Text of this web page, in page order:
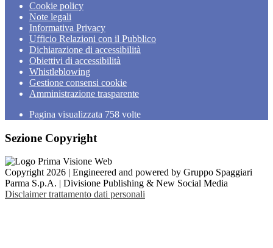
Cookie policy
Note legali
Informativa Privacy
Ufficio Relazioni con il Pubblico
Dichiarazione di accessibilità
Obiettivi di accessibilità
Whistleblowing
Gestione consensi cookie
Amministrazione trasparente
Pagina visualizzata 758 volte
Sezione Copyright
Copyright 2026 | Engineered and powered by Gruppo Spaggiari
Parma S.p.A. | Divisione Publishing & New Social Media
Disclaimer trattamento dati personali